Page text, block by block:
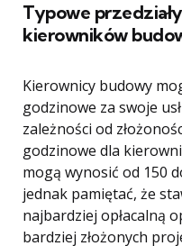
Typowe
kierowników
Kierownicy budowy
godzinowe za swoje
zależności od
godzinowe dla
mogą wynosić od 150
jednak pamiętać, że
najbardziej opłacalną
bardziej złożonych